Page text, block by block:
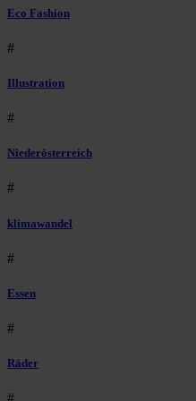
Eco Fashion
#
Illustration
#
Niederösterreich
#
klimawandel
#
Essen
#
Räder